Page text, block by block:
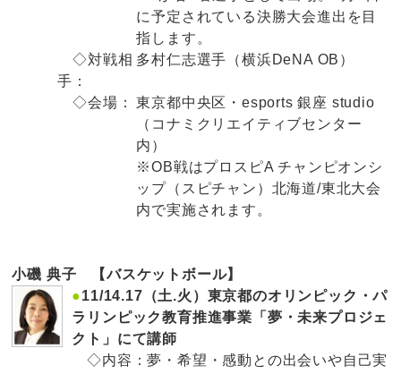
に予定されている決勝大会進出を目
指します。
◇対戦相
手：
多村仁志選手（横浜DeNA OB）
◇会場：
東京都中央区・esports 銀座 studio
（コナミクリエイティブセンター
内）
※OB戦はプロスピA チャンピオンシ
ップ（スピチャン）北海道/東北大会
内で実施されます。
小磯 典子 【バスケットボール】
●11/14.17（土.火）東京都のオリンピック・パ
ラリンピック教育推進事業「夢・未来プロジェ
クト」にて講師
◇内容：夢・希望・感動との出会いや自己実